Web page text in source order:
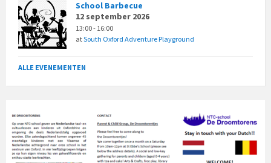
School Barbecue
12 september 2026
13:00 - 16:00
atSouth Oxford Adventure Playground
ALLE EVENEMENTEN